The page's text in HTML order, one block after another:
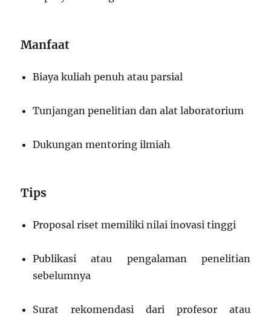
Manfaat
Biaya kuliah penuh atau parsial
Tunjangan penelitian dan alat laboratorium
Dukungan mentoring ilmiah
Tips
Proposal riset memiliki nilai inovasi tinggi
Publikasi atau pengalaman penelitian
sebelumnya
Surat rekomendasi dari profesor atau